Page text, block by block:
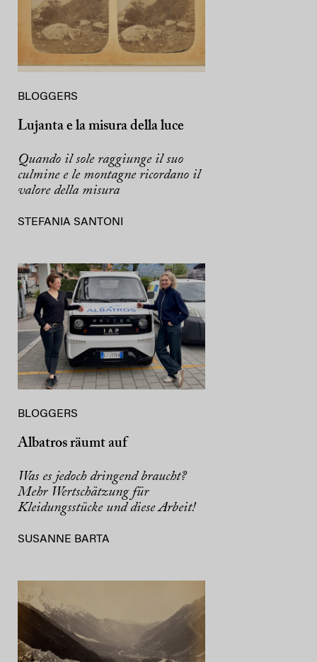
BLOGGERS
Lujanta e la misura della luce
Quando il sole raggiunge il suo
culmine e le montagne ricordano il
valore della misura
STEFANIA SANTONI
BLOGGERS
Albatros räumt auf
Was es jedoch dringend braucht?
Mehr Wertschätzung für
Kleidungsstücke und diese Arbeit!
SUSANNE BARTA